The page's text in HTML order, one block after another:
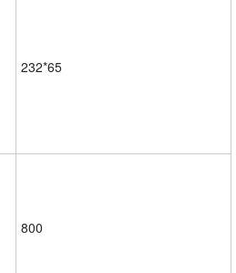
232*65
800